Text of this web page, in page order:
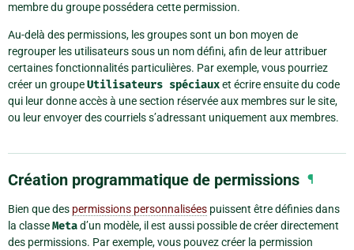
membre du groupe possédera cette permission.
Au-delà des permissions, les groupes sont un bon moyen de
regrouper les utilisateurs sous un nom défini, afin de leur attribuer
certaines fonctionnalités particulières. Par exemple, vous pourriez
créer un groupeUtilisateurs spéciauxet écrire ensuite du code
qui leur donne accès à une section réservée aux membres sur le site,
ou leur envoyer des courriels s’adressant uniquement aux membres.
Création programmatique de permissions ¶
Bien que des permissions personnalisées puissent être définies dans
la classeMetad’un modèle, il est aussi possible de créer directement
des permissions. Par exemple, vous pouvez créer la permission